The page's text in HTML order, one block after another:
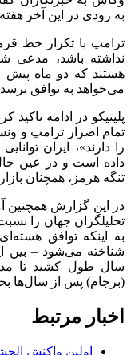
به زودی در این آخر
ترامپ با تکرار خط
نداشته باشد، مدعی
هستند که دو ماه پیش
می‌خواهد به توافق
پلیتیکو در ادامه
تمام اصرار ترامپ و
را دارند»، ایران
داده است و در عین
تنگه هرمز، همچنان
در این گزارش همچنین
تحلیلگران جهان را
شناخته می‌شود – بین
سال طول کشید تا
(برجام) پس از سال‌ها
اخبار مرتبط
اولین واکنش